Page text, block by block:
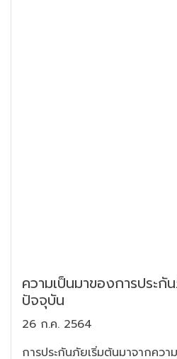
ความเป็นมาของการประ
ปัจจุบัน
26 ก.ค. 2564
การประกันภัยเริ่มต้นมาจากคว